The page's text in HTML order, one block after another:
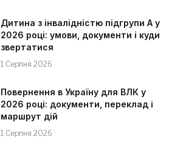
Дитина з інвалідністю підгрупи А у
2026 році: умови, документи і куди
звертатися
1 Серпня 2026
Повернення в Україну для ВЛК у
2026 році: документи, переклад і
маршрут дій
1 Серпня 2026